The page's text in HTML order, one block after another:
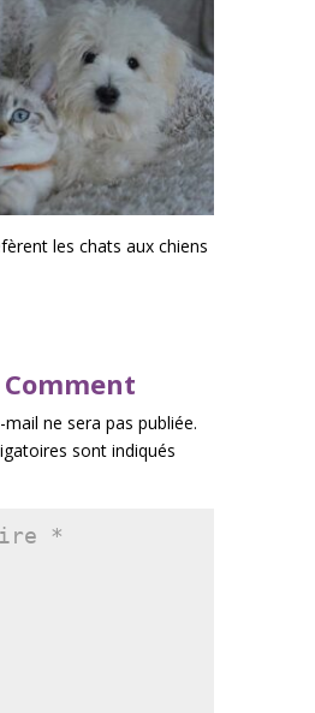
les chats aux chiens
ne sera pas publiée.
sont indiqués